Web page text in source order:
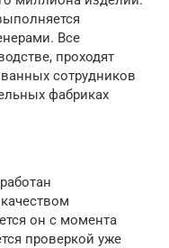
Все
проходят
сотрудников
фабриках
он с момента
проверкой уже